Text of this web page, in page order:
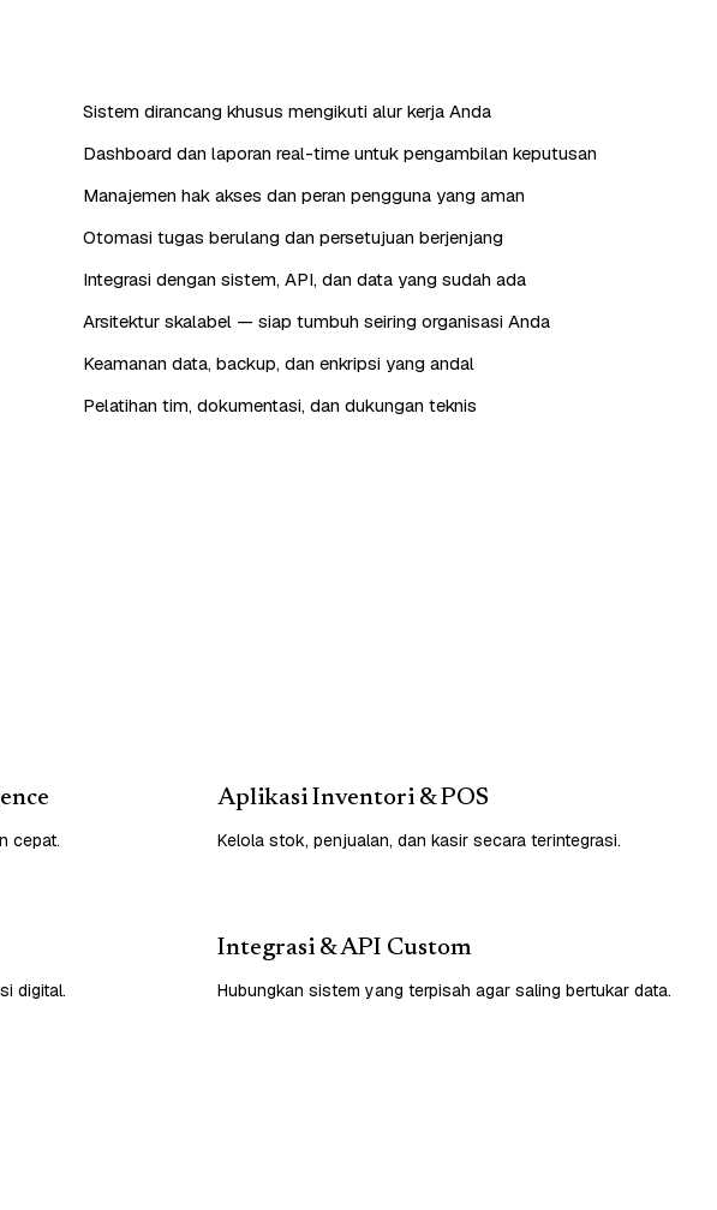
Sistem dirancang khusus mengikuti alur kerja Anda
Dashboard dan laporan real-time untuk pengambilan keputusan
Manajemen hak akses dan peran pengguna yang aman
Otomasi tugas berulang dan persetujuan berjenjang
Integrasi dengan sistem, API, dan data yang sudah ada
Arsitektur skalabel — siap tumbuh seiring organisasi Anda
Keamanan data, backup, dan enkripsi yang andal
Pelatihan tim, dokumentasi, dan dukungan teknis
cepat.
Aplikasi Inventori & POS
Kelola stok, penjualan, dan kasir secara terintegrasi.
digital.
Integrasi & API Custom
Hubungkan sistem yang terpisah agar saling bertukar data.